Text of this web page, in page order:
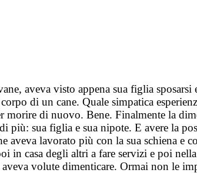
aveva visto appena sua figlia
di un cane. Quale simpatica
di nuovo. Bene. Finalmente la
più: sua figlia e sua nipote. E avere la
lavorato più con la sua schiena e
in casa degli altri a fare servizi e poi
volute dimenticare. Ormai non le